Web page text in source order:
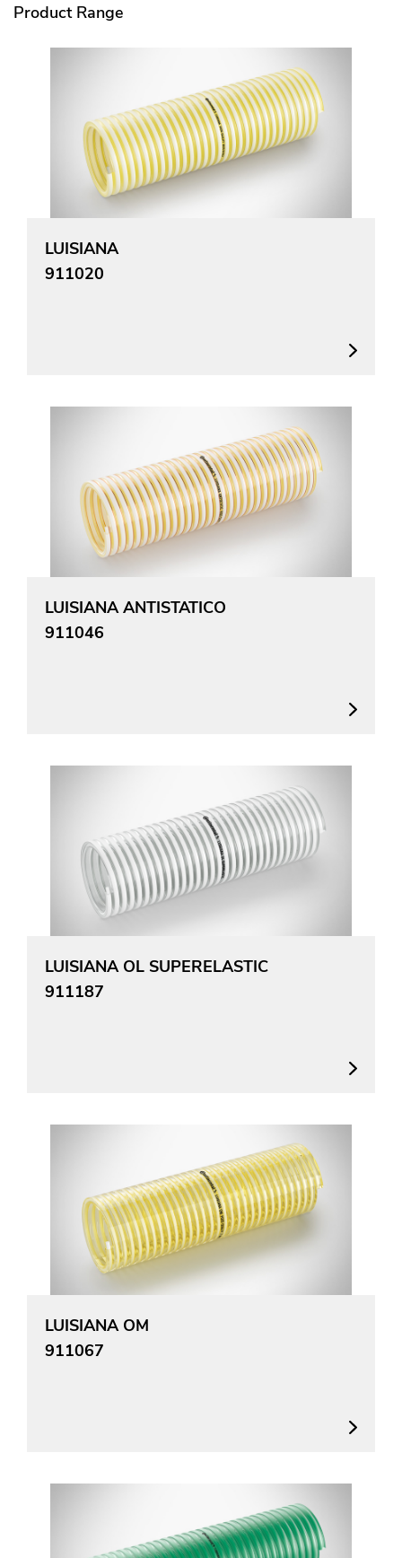
Product Range
LUISIANA
911020
LUISIANA ANTISTATICO
911046
LUISIANA OL SUPERELASTIC
911187
LUISIANA OM
911067